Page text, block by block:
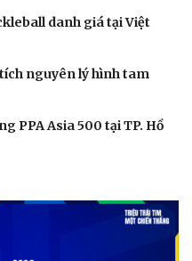
danh giá tại Việt
nguyên lý hình tam
PPA Asia 500 tại TP. Hồ